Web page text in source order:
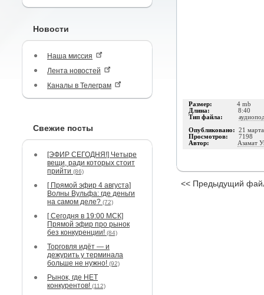
Новости
Наша миссия
Лента новостей
Каналы в Телеграм
Свежие посты
[ЭФИР СЕГОДНЯ!] Четыре
вещи, ради которых стоит
прийти (86)
[ Прямой эфир 4 августа]
Волны Вульфа: где деньги
на самом деле? (72)
[ Сегодня в 19:00 МСК]
Прямой эфир про рынок
без конкуренции! (84)
Торговля идёт — и
дежурить у терминала
больше не нужно! (92)
Рынок, где НЕТ
конкурентов! (112)
Размер: 4 mb
Длина: 8:40
Тип файла:
Опубликовано: 21
Просмотров: 7198
Автор: Азамат
<< Предыдущий